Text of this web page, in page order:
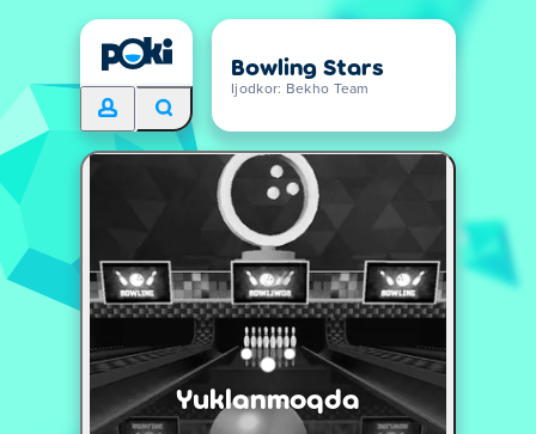
Bowling Stars
Ijodkor: Bekho Team
Yuklanmoqda